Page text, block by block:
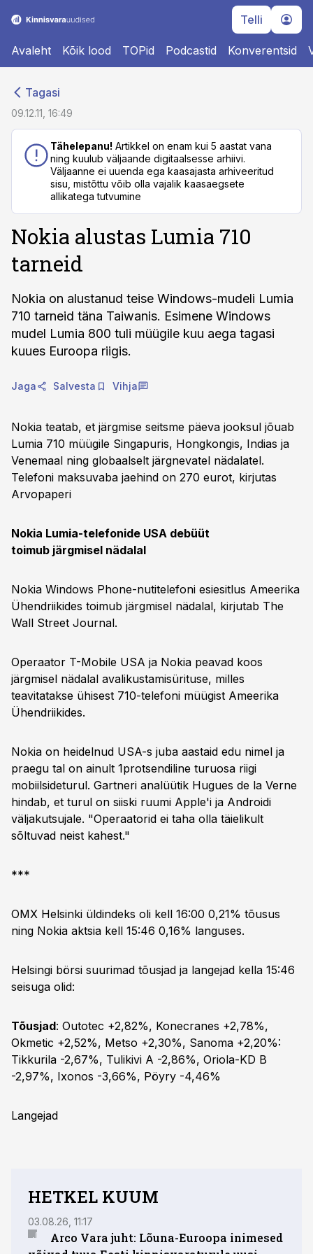
Telli
Avaleht Kõik lood TOPid Podcastid Konverentsid
Tagasi
09.12.11, 16:49
Tähelepanu! Artikkel on enam kui 5 aastat vana
ning kuulub väljaande digitaalsesse arhiivi.
Väljaanne ei uuenda ega kaasajasta arhiveeritud
sisu, mistõttu võib olla vajalik kaasaegsete
allikatega tutvumine
Nokia alustas Lumia 710
tarneid
Nokia on alustanud teise Windows-mudeli Lumia
710 tarneid täna Taiwanis. Esimene Windows
mudel Lumia 800 tuli müügile kuu aega tagasi
kuues Euroopa riigis.
Jaga Salvesta Vihja
Nokia teatab, et järgmise seitsme päeva jooksul jõuab
Lumia 710 müügile Singapuris, Hongkongis, Indias ja
Venemaal ning globaalselt järgnevatel nädalatel.
Telefoni maksuvaba jaehind on 270 eurot, kirjutas
Arvopaperi
Nokia Lumia-telefonide USA debüüt
toimub järgmisel nädalal
Nokia Windows Phone-nutitelefoni esiesitlus Ameerika
Ühendriikides toimub järgmisel nädalal, kirjutab The
Wall Street Journal.
Operaator T-Mobile USA ja Nokia peavad koos
järgmisel nädalal avalikustamisürituse, milles
teavitatakse ühisest 710-telefoni müügist Ameerika
Ühendriikides.
Nokia on heidelnud USA-s juba aastaid edu nimel ja
praegu tal on ainult 1protsendiline turuosa riigi
mobiilsideturul. Gartneri analüütik Hugues de la Verne
hindab, et turul on siiski ruumi Apple'i ja Androidi
väljakutsujale. "Operaatorid ei taha olla täielikult
sõltuvad neist kahest."
***
OMX Helsinki üldindeks oli kell 16:00 0,21% tõusus
ning Nokia aktsia kell 15:46 0,16% languses.
Helsingi börsi suurimad tõusjad ja langejad kella 15:46
seisuga olid:
Tõusjad: Outotec +2,82%, Konecranes +2,78%,
Okmetic +2,52%, Metso +2,30%, Sanoma +2,20%:
Tikkurila -2,67%, Tulikivi A -2,86%, Oriola-KD B
-2,97%, Ixonos -3,66%, Pöyry -4,46%
Langejad
HETKEL KUUM
03.08.26, 11:17
Arco Vara juht: Lõuna-Euroopa inimesed